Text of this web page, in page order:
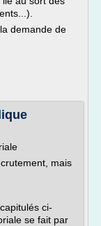
demande de
mais
ci-
se fait par